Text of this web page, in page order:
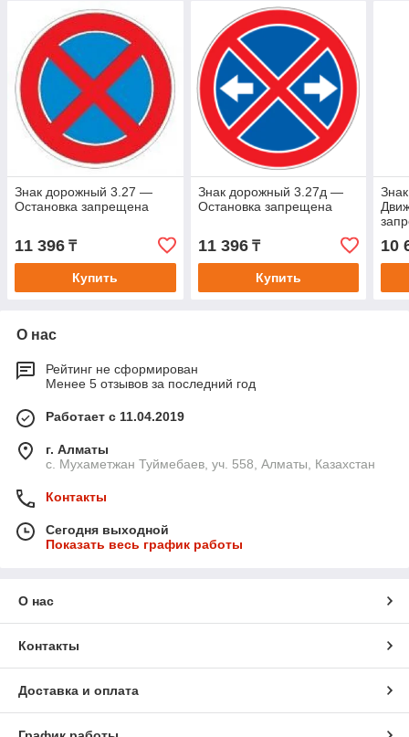
Знак дорожный 3.27 —
Остановка запрещена
11 396 ₸
Купить
Знак дорожный 3.27д —
Остановка запрещена
11 396₸
Купить
10
О нас
Рейтинг не сформирован
Менее 5 отзывов за последний год
Работает с 11.04.2019
г. Алматы
с. Мухаметжан Туймебаев, уч. 558, Алматы, Казахстан
Контакты
Сегодня выходной
Показать весь график работы
О нас
Контакты
Доставка и оплата